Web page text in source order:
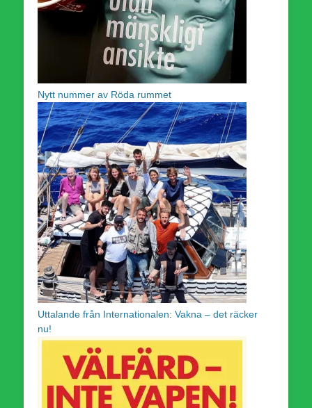
Nytt nummer av Röda rummet
Uttalande från Internationalen: Vakna – det räcker
nu!